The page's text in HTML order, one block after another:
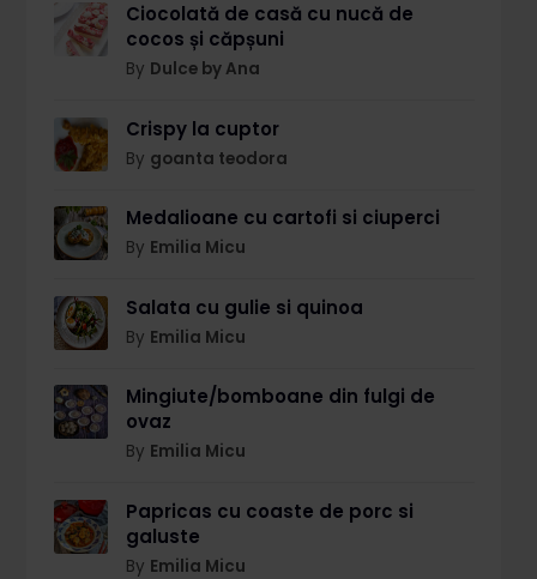
Ciocolată de casă cu nucă de
cocos și căpșuni
By Dulce by Ana
Crispy la cuptor
By goanta teodora
Medalioane cu cartofi si ciuperci
By Emilia Micu
Salata cu gulie si quinoa
By Emilia Micu
Mingiute/bomboane din fulgi de
ovaz
By Emilia Micu
Papricas cu coaste de porc si
galuste
By Emilia Micu